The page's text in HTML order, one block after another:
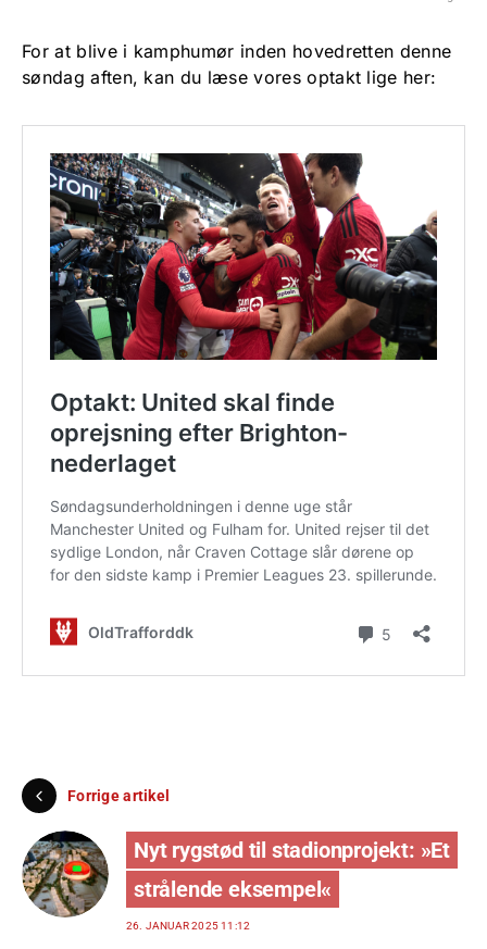
For at blive i kamphumør inden hovedretten denne
søndag aften, kan du læse vores optakt lige her:
Forrige artikel
Nyt rygstød til stadionprojekt: »Et
strålende eksempel«
26. JANUAR 2025 11:12